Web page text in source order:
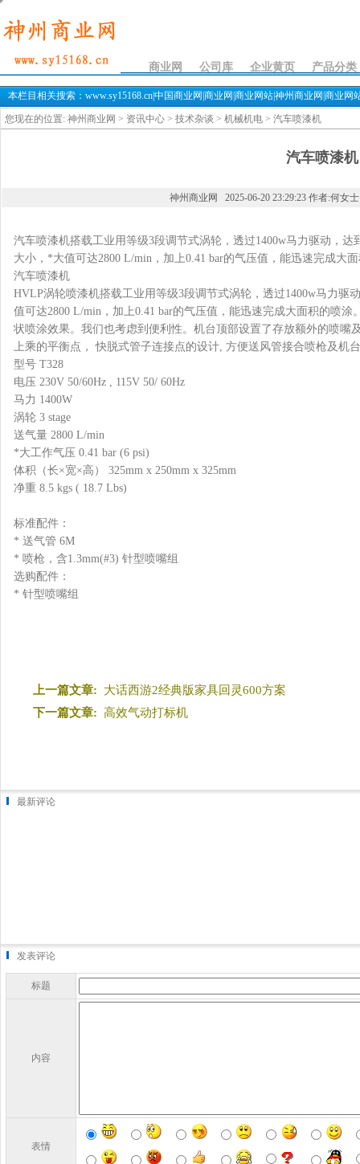
商业网 公司库 企业黄页 产品分类
本栏目相关搜索：www.sy15168.cn|中国商业网|商业网|商业网站|神州商业网|商业网
您现在的位置: 神州商业网 > 资讯中心 > 技术杂谈 > 机械机电 > 汽车喷漆机
汽车喷漆机
神州商业网 2025-06-20 23:29:23 作者:何女
汽车喷漆机搭载工业用等级3段调节式涡轮，透过1400w马力驱动，
大小，*大值可达2800 L/min，加上0.41 bar的气压值，能迅速完成大
汽车喷漆机
HVLP涡轮喷漆机搭载工业用等级3段调节式涡轮，透过1400w马力驱
值可达2800 L/min，加上0.41 bar的气压值，能迅速完成大面积的喷
状喷涂效果。我们也考虑到便利性。机台顶部设置了存放额外的喷嘴
上乘的平衡点， 快脱式管子连接点的设计, 方便送风管接合喷枪及机
型号 T328
电压 230V 50/60Hz , 115V 50/ 60Hz
马力 1400W
涡轮 3 stage
送气量 2800 L/min
*大工作气压 0.41 bar (6 psi)
体积（长×宽×高）
325mm x 250mm x 325mm
净重 8.5 kgs ( 18.7 Lbs)
标准配件：
* 送气管 6M
* 喷枪，含1.3mm(#3) 针型喷嘴组
选购配件：
* 针型喷嘴组
上一篇文章: 大话西游2经典版家具回灵600方案
下一篇文章: 高效气动打标机
最新评论
发表评论
标题
内容
表情